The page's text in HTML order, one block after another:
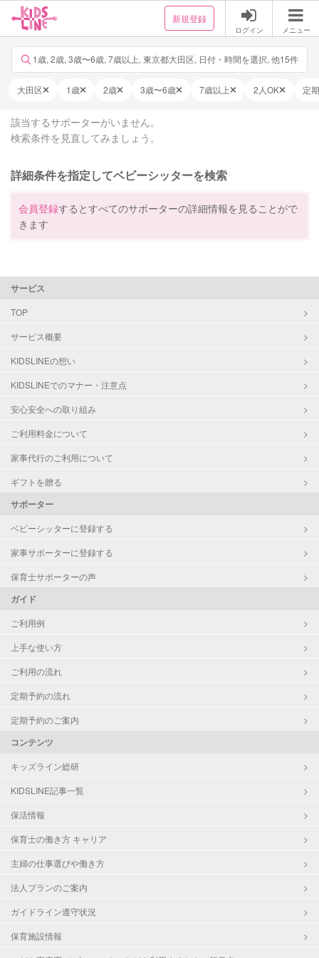
新規登録
ログイン メニュー
1歳, 2歳, 3歳〜6歳, 7歳以上, 東京都大田区, 日付・時間を選択, 他15件
大田区 1歳 2歳 3歳〜6歳 7歳以上 2人OK 定
該当するサポーターがいません。
検索条件を見直してみましょう。
詳細条件を指定してベビーシッターを検索
会員登録するとすべてのサポーターの詳細情報を見ることがで
きます
サービス
TOP
サービス概要
KIDSLINEの想い
KIDSLINEでのマナー・注意点
安心安全への取り組み
ご利用料金について
家事代行のご利用について
ギフトを贈る
サポーター
ベビーシッターに登録する
家事サポーターに登録する
保育士サポーターの声
ガイド
ご利用例
上手な使い方
ご利用の流れ
定期予約の流れ
定期予約のご案内
コンテンツ
キッズライン総研
KIDSLINE記事一覧
保活情報
保育士の働き方 キャリア
主婦の仕事選びや働き方
法人プランのご案内
ガイドライン遵守状況
保育施設情報